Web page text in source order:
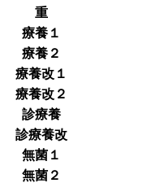
重
療養１
療養２
療養改１
療養改２
診療養
診療養改
無菌１
無菌２